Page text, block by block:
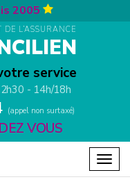
2005
L’ASSURANCE
service
- 14h/18h
(appel non surtaxé)
VOUS